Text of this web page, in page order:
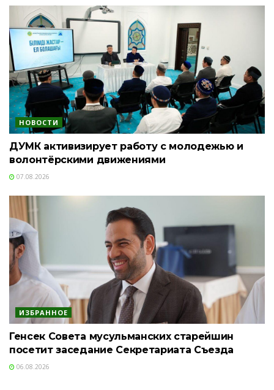
НОВОСТИ
ДУМК активизирует работу с молодежью и
волонтёрскими движениями
07.08.2026
ИЗБРАННОЕ
Генсек Совета мусульманских старейшин
посетит заседание Секретариата Съезда
06.08.2026